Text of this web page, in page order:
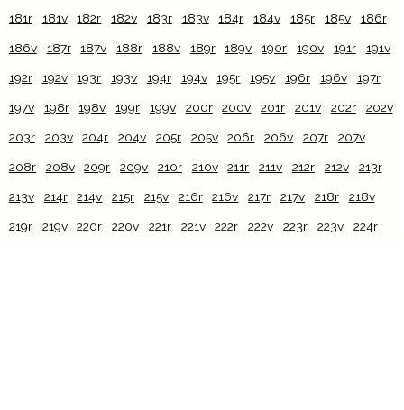
181r 181v 182r 182v 183r 183v 184r 184v 185r 185v 186r
186v 187r 187v 188r 188v 189r 189v 190r 190v 191r 191v
192r 192v 193r 193v 194r 194v 195r 195v 196r 196v 197r
197v 198r 198v 199r 199v 200r 200v 201r 201v 202r 202v
203r 203v 204r 204v 205r 205v 206r 206v 207r 207v
208r 208v 209r 209v 210r 210v 211r 211v 212r 212v 213r
213v 214r 214v 215r 215v 216r 216v 217r 217v 218r 218v
219r 219v 220r 220v 221r 221v 222r 222v 223r 223v 224r